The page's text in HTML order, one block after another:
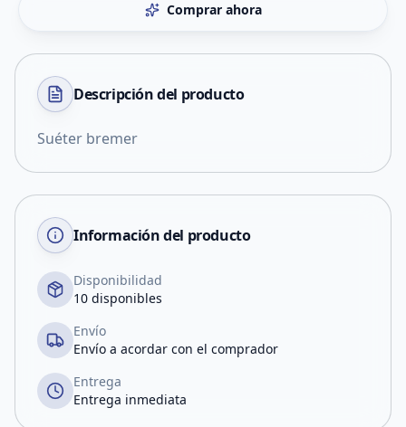
Comprar ahora
Descripción del producto
Suéter bremer
Información del producto
Disponibilidad
10 disponibles
Envío
Envío a acordar con el comprador
Entrega
Entrega inmediata